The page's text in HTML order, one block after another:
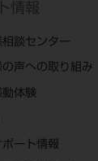
情報
相談センター
の声への取り組み
動体験
ポート情報